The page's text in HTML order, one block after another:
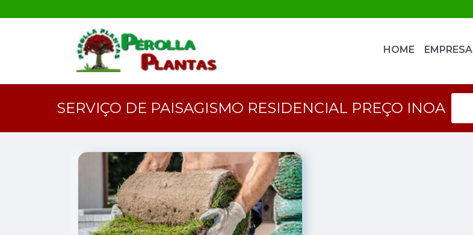
HOME EMPRESA
SERVIÇO DE PAISAGISMO RESIDENCIAL PREÇO INOA